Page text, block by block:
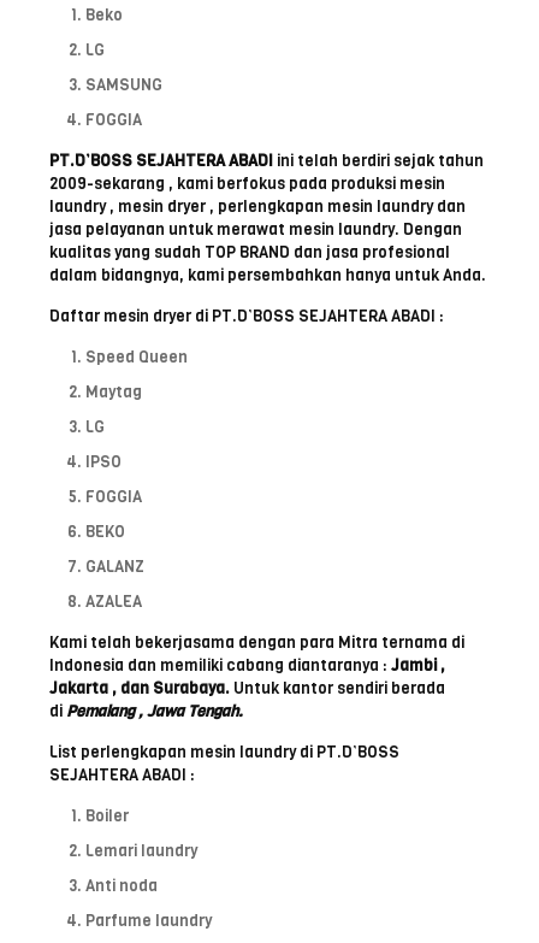
Beko
LG
SAMSUNG
FOGGIA
PT.D’BOSS SEJAHTERA ABADIini telah berdiri sejak tahun
2009-sekarang , kami berfokus pada produksi mesin
laundry , mesin dryer , perlengkapan mesin laundry dan
jasa pelayanan untuk merawat mesin laundry. Dengan
kualitas yang sudah TOP BRAND dan jasa profesional
dalam bidangnya, kami persembahkan hanya untuk Anda.
Daftar mesin dryer di PT.D’BOSS SEJAHTERA ABADI :
Speed Queen
Maytag
LG
IPSO
FOGGIA
BEKO
GALANZ
AZALEA
Kami telah bekerjasama dengan para Mitra ternama di
Indonesia dan memiliki cabang diantaranya : Jambi ,
Jakarta , dan Surabaya.Untuk kantor sendiri berada
di Pemalang , Jawa Tengah.
List perlengkapan mesin laundry di PT.D’BOSS
SEJAHTERA ABADI :
Boiler
Lemari laundry
Anti noda
Parfume laundry